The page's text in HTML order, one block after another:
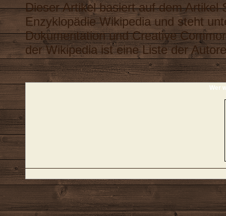
Dieser Artikel basiert auf dem Artikel
EnzyklopädieWikipediaund steht
DokumentationundCreative
der Wikipedia ist eineListe der
Wer